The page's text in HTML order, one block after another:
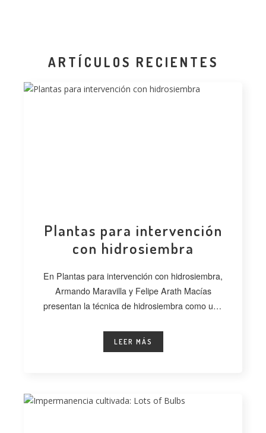
ARTÍCULOS RECIENTES
Plantas para intervención
con hidrosiembra
En Plantas para intervención con hidrosiembra,
Armando Maravilla y Felipe Arath Macías
presentan la técnica de hidrosiembra como una
LEER MÁS